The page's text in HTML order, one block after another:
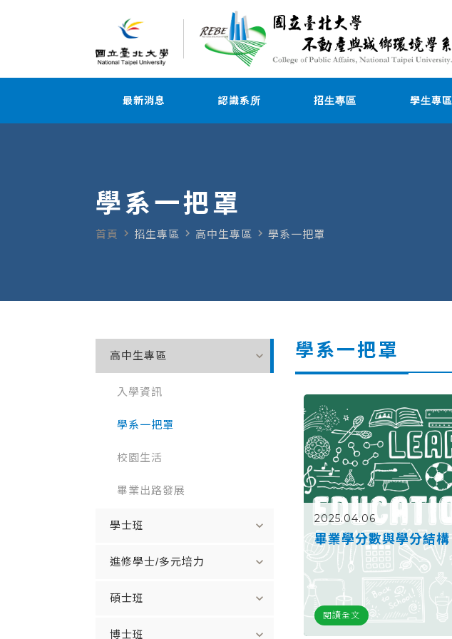
最新消息 認識系所 招生專區 學生專區
學系一把罩
首頁 navigate_next 招生專區 navigate_next 高中生專區 navigate_next 學系一把罩
高中生專區 expand_more
入學資訊
學系一把罩
校園生活
畢業出路發展
學士班 expand_more
進修學士/多元培力 expand_more
碩士班 expand_more
博士班 expand_more
學系一把罩
2025.04.06
畢業學分數與學分結構
閱讀全文